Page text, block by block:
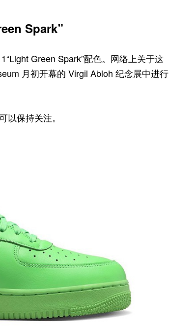
Spark”
Green Spark”配色。网络上关于这
月初开幕的 Virgil Abloh 纪念展中进行
保持关注。